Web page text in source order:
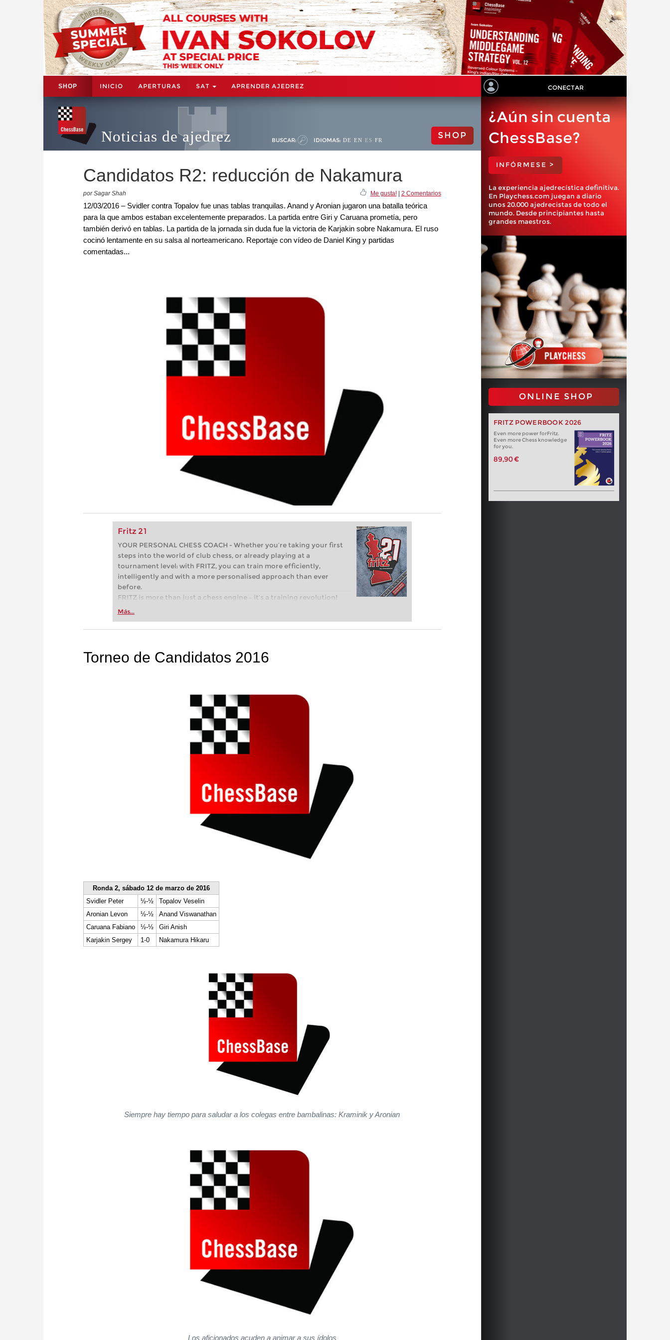
SHOP INICIO APERTURAS SAT APRENDER AJEDREZ CONECTAR
Noticias de ajedrez BUSCAR: IDIOMAS: DE EN ES FR SHOP
Candidatos R2: reducción de Nakamura
por Sagar Shah Me gusta!| 2 Comentarios
12/03/2016 – Svidler contra Topalov fue unas tablas tranquilas. Anand y Aronian jugaron una batalla teórica
para la que ambos estaban excelentemente preparados. La partida entre Giri y Caruana prometía, pero
también derivó en tablas. La partida de la jornada sin duda fue la victoria de Karjakin sobre Nakamura. El ruso
cocinó lentamente en su salsa al norteamericano. Reportaje con vídeo de Daniel King y partidas
comentadas...
Fritz 21
YOUR PERSONAL CHESS COACH - Whether you’re taking your first
steps into the world of club chess, or already playing at a
tournament level: with FRITZ, you can train more efficiently,
intelligently and with a more personalised approach than ever
before.
FRITZ is more than just a chess engine – it’s a training revolution!
Whether you’re taking your first steps into the world of club chess,
more efficiently, intelligently and with a more personalised
Más...
¿Aún sin cuenta
ChessBase?
INFÓRMESE >
La experiencia ajedrecística definitiva.
En Playchess.com juegan a diario
unos 20.000 ajedrecistas de todo el
mundo. Desde principiantes hasta
grandes maestros.
ONLINE SHOP
FRITZ POWERBOOK 2026
Even more power forFritz.
Even more Chess knowledge
for you.
89,90 €
Torneo de Candidatos 2016
Ronda 2, sábado 12 de marzo de 2016
Svidler Peter
½-½
Topalov Veselin
Aronian Levon
½-½
Anand Viswanathan
Caruana Fabiano
½-½
Giri Anish
Karjakin Sergey
1-0 Nakamura Hikaru
Siempre hay tiempo para saludar a los colegas entre bambalinas: Kraminik y Aronian
Los aficionados acuden a animar a sus ídolos